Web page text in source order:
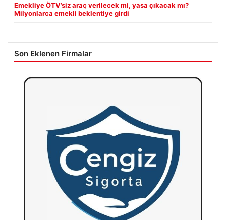
Emekliye ÖTV’siz araç verilecek mi, yasa çıkacak mı?
Milyonlarca emekli beklentiye girdi
Son Eklenen Firmalar